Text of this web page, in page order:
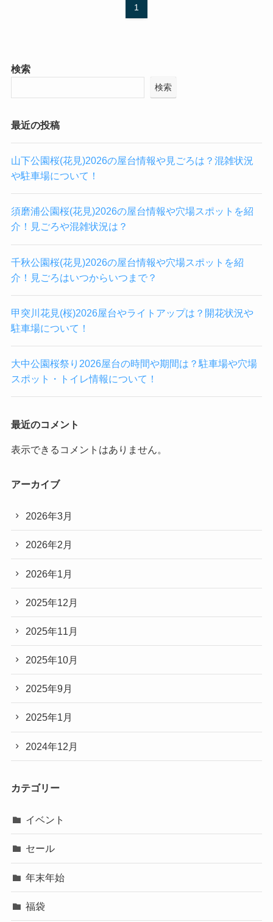
1
検索
検索
最近の投稿
山下公園桜(花見)2026の屋台情報や見ごろは？混雑状況
や駐車場について！
須磨浦公園桜(花見)2026の屋台情報や穴場スポットを紹
介！見ごろや混雑状況は？
千秋公園桜(花見)2026の屋台情報や穴場スポットを紹
介！見ごろはいつからいつまで？
甲突川花見(桜)2026屋台やライトアップは？開花状況や
駐車場について！
大中公園桜祭り2026屋台の時間や期間は？駐車場や穴場
スポット・トイレ情報について！
最近のコメント
表示できるコメントはありません。
アーカイブ
2026年3月
2026年2月
2026年1月
2025年12月
2025年11月
2025年10月
2025年9月
2025年1月
2024年12月
カテゴリー
イベント
セール
年末年始
福袋